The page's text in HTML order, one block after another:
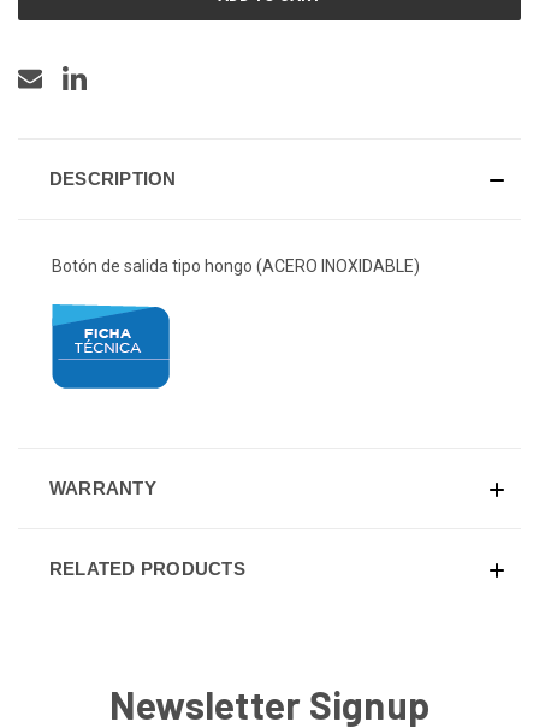
DESCRIPTION
Botón de salida tipo hongo (ACERO INOXIDABLE)
WARRANTY
RELATED PRODUCTS
Newsletter Signup